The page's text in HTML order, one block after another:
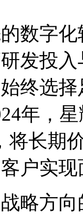
数字化
发投入
始终
年
，将长
客户实
略方